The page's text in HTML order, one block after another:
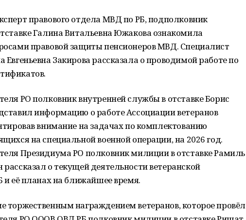
правового отдела МВД по РБ, подполковник
Галина Витальевна Южакова ознакомила
правовой защиты пенсионеров МВД. Специалист
Закирова рассказала о проводимой работе по
РО полковник внутренней службы в отставке Борис
информацию о работе Ассоциации ветеранов
внимание на задачах по комплектованию
на специальной военной операции, на 2026 год.
Президиума РО полковник милиции в отставке Рамиль
о текущей деятельности ветеранской
её планах на ближайшее время.
торжественным награждением ветеранов, которое провёл